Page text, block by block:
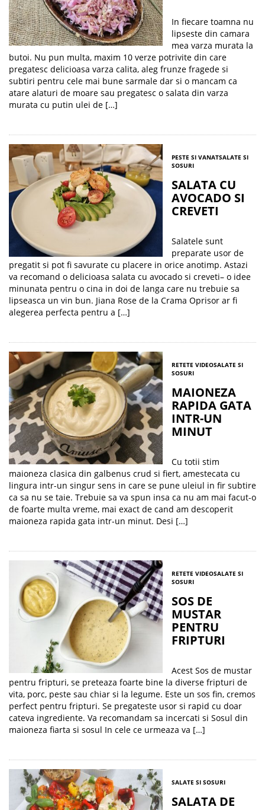
In fiecare toamna nu
lipseste din camara
mea varza murata la
butoi. Nu pun multa, maxim 10 verze potrivite din care
pregatesc delicioasa varza calita, aleg frunze fragede si
subtiri pentru cele mai bune sarmale dar si o mancam ca
atare alaturi de moare sau pregatesc o salata din varza
murata cu putin ulei de […]
PESTE SI VANATSALATE SI
SOSURI
SALATA CU
AVOCADO SI
CREVETI
Salatele sunt
preparate usor de
pregatit si pot fi savurate cu placere in orice anotimp. Astazi
va recomand o delicioasa salata cu avocado si creveti– o idee
minunata pentru o cina in doi de langa care nu trebuie sa
lipseasca un vin bun. Jiana Rose de la Crama Oprisor ar fi
alegerea perfecta pentru a […]
RETETE VIDEOSALATE SI
SOSURI
MAIONEZA
RAPIDA GATA
INTR-UN
MINUT
Cu totii stim
maioneza clasica din galbenus crud si fiert, amestecata cu
lingura intr-un singur sens in care se pune uleiul in fir subtire
ca sa nu se taie. Trebuie sa va spun insa ca nu am mai facut-o
de foarte multa vreme, mai exact de cand am descoperit
maioneza rapida gata intr-un minut. Desi […]
RETETE VIDEOSALATE SI
SOSURI
SOS DE
MUSTAR
PENTRU
FRIPTURI
Acest Sos de mustar
pentru fripturi, se preteaza foarte bine la diverse fripturi de
vita, porc, peste sau chiar si la legume. Este un sos fin, cremos
perfect pentru fripturi. Se pregateste usor si rapid cu doar
cateva ingrediente. Va recomandam sa incercati si Sosul din
maioneza fiarta si sosul In cele ce urmeaza va […]
SALATE SI SOSURI
SALATA DE